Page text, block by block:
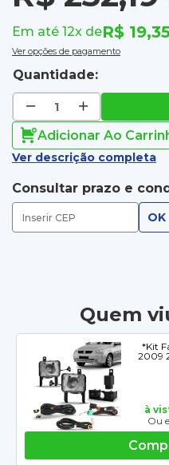
Em até 12x deR$
Ver opções de pagamento
Quantidade:
Adicionar Ao
Ver descrição completa
Consultar prazo e
OK
Quem
*Kit
2009
à
Ou